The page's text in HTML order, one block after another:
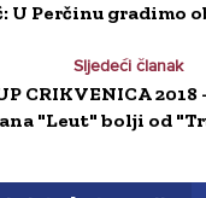
U Perčinu gradimo
Sljedeći članak
CRIKVENICA
"Leut" bolji od